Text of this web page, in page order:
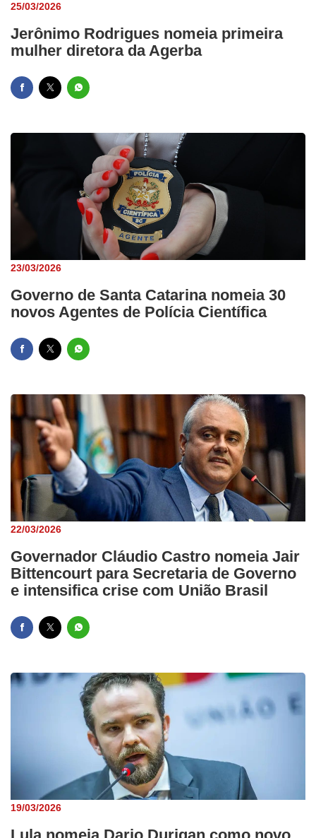
25/03/2026
Jerônimo Rodrigues nomeia primeira
mulher diretora da Agerba
23/03/2026
Governo de Santa Catarina nomeia 30
novos Agentes de Polícia Científica
22/03/2026
Governador Cláudio Castro nomeia Jair
Bittencourt para Secretaria de Governo
e intensifica crise com União Brasil
19/03/2026